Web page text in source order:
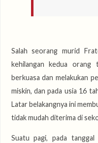
Salah seorang murid
kehilangan kedua
berkuasa dan melakukan
miskin, dan pada usia 16
Latar belakangnya ini
tidak mudah diterima di
Suatu pagi, pada